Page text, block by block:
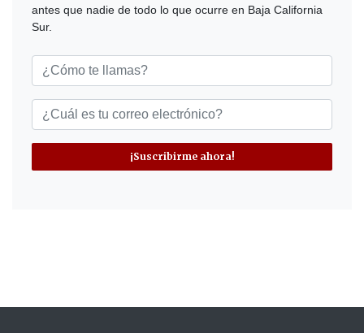
antes que nadie de todo lo que ocurre en Baja California
Sur.
¡Suscribirme ahora!